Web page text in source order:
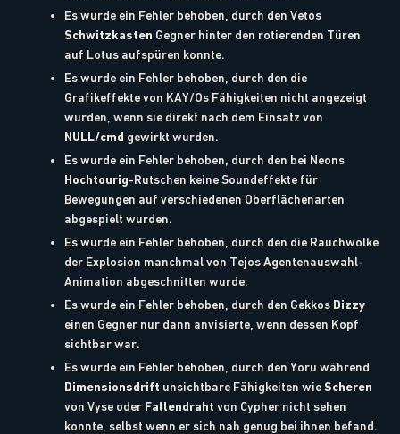
Es wurde ein Fehler behoben, durch den Vetos
Schwitzkasten Gegner hinter den rotierenden Türen
auf Lotus aufspüren konnte.
Es wurde ein Fehler behoben, durch den die
Grafikeffekte von KAY/Os Fähigkeiten nicht angezeigt
wurden, wenn sie direkt nach dem Einsatz von
NULL/cmd gewirkt wurden.
Es wurde ein Fehler behoben, durch den bei Neons
Hochtourig-Rutschen keine Soundeffekte für
Bewegungen auf verschiedenen Oberflächenarten
abgespielt wurden.
Es wurde ein Fehler behoben, durch den die Rauchwolke
der Explosion manchmal von Tejos Agentenauswahl-
Animation abgeschnitten wurde.
Es wurde ein Fehler behoben, durch den Gekkos Dizzy
einen Gegner nur dann anvisierte, wenn dessen Kopf
sichtbar war.
Es wurde ein Fehler behoben, durch den Yoru während
Dimensionsdrift unsichtbare Fähigkeiten wieScheren
von Vyse oder Fallendraht von Cypher nicht sehen
konnte, selbst wenn er sich nah genug bei ihnen befand.